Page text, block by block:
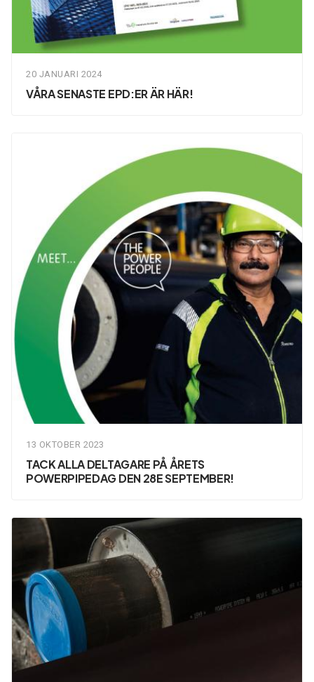
20 JANUARI 2024
VÅRA SENASTE EPD:ER ÄR HÄR!
13 OKTOBER 2023
TACK ALLA DELTAGARE PÅ ÅRETS
POWERPIPEDAG DEN 28E SEPTEMBER!